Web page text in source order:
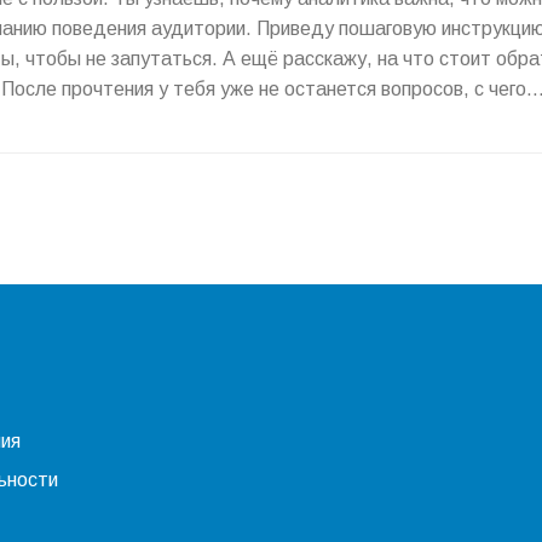
поведения аудитории. Приведу пошаговую
чтобы не запутаться. А ещё расскажу, на что стоит
прочтения у тебя уже не останется вопросов, с чего